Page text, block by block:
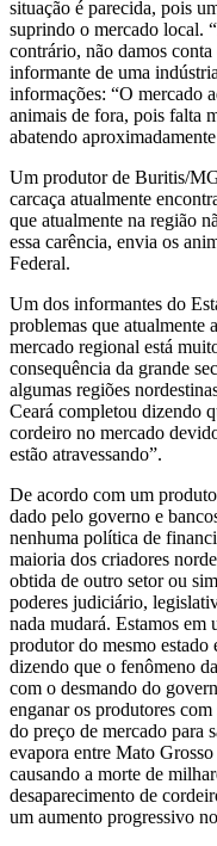
situação é parecida, pois
suprindo o mercado local.
contrário, não damos
informante de uma
informações: “O mercado
animais de fora, pois falta
abatendo
Um produtor de Buritis/
carcaça atualmente
que atualmente na região
essa carência, envia os
Federal.
Um dos informantes do
problemas que atualmente
mercado regional está
consequência da grande
algumas regiões
Ceará completou dizendo
cordeiro no mercado
estão atravessando”.
De acordo com um
dado pelo governo e
nenhuma política de
maioria dos criadores
obtida de outro setor ou
poderes judiciário,
nada mudará. Estamos em
produtor do mesmo
dizendo que o fenômeno
com o desmando do
enganar os produtores
do preço de mercado para
evapora entre Mato
causando a morte de
desaparecimento de
um aumento progressivo